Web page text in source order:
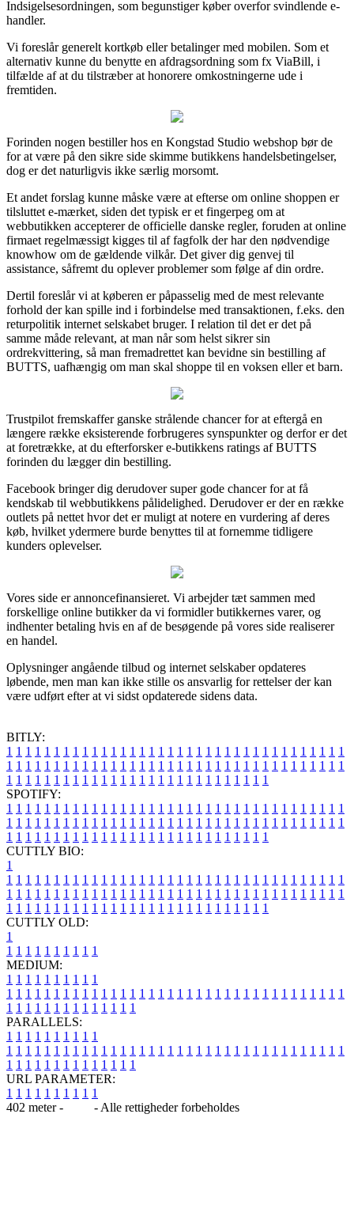
Indsigelsesordningen, som begunstiger køber overfor svindlende e-
handler.
Vi foreslår generelt kortkøb eller betalinger med mobilen. Som et
alternativ kunne du benytte en afdragsordning som fx ViaBill, i
tilfælde af at du tilstræber at honorere omkostningerne ude i
fremtiden.
Forinden nogen bestiller hos en Kongstad Studio webshop bør de
for at være på den sikre side skimme butikkens handelsbetingelser,
dog er det naturligvis ikke særlig morsomt.
Et andet forslag kunne måske være at efterse om online shoppen er
tilsluttet e-mærket, siden det typisk er et fingerpeg om at
webbutikken accepterer de officielle danske regler, foruden at online
firmaet regelmæssigt kigges til af fagfolk der har den nødvendige
knowhow om de gældende vilkår. Det giver dig genvej til
assistance, såfremt du oplever problemer som følge af din ordre.
Dertil foreslår vi at køberen er påpasselig med de mest relevante
forhold der kan spille ind i forbindelse med transaktionen, f.eks. den
returpolitik internet selskabet bruger. I relation til det er det på
samme måde relevant, at man når som helst sikrer sin
ordrekvittering, så man fremadrettet kan bevidne sin bestilling af
BUTTS, uafhængig om man skal shoppe til en voksen eller et barn.
Trustpilot fremskaffer ganske strålende chancer for at eftergå en
længere række eksisterende forbrugeres synspunkter og derfor er det
at foretrække, at du efterforsker e-butikkens ratings af BUTTS
forinden du lægger din bestilling.
Facebook bringer dig derudover super gode chancer for at få
kendskab til webbutikkens pålidelighed. Derudover er der en række
outlets på nettet hvor det er muligt at notere en vurdering af deres
køb, hvilket ydermere burde benyttes til at fornemme tidligere
kunders oplevelser.
Vores side er annoncefinansieret. Vi arbejder tæt sammen med
forskellige online butikker da vi formidler butikkernes varer, og
indhenter betaling hvis en af de besøgende på vores side realiserer
en handel.
Oplysninger angående tilbud og internet selskaber opdateres
løbende, men man kan ikke stille os ansvarlig for rettelser der kan
være udført efter at vi sidst opdaterede sidens data.
BITLY:
1 1 1 1 1 1 1 1 1 1 1 1 1 1 1 1 1 1 1 1 1 1 1 1 1 1 1 1 1 1 1 1 1 1 1 1
1 1 1 1 1 1 1 1 1 1 1 1 1 1 1 1 1 1 1 1 1 1 1 1 1 1 1 1 1 1 1 1 1 1 1 1
1 1 1 1 1 1 1 1 1 1 1 1 1 1 1 1 1 1 1 1 1 1 1 1 1 1 1 1
SPOTIFY:
1 1 1 1 1 1 1 1 1 1 1 1 1 1 1 1 1 1 1 1 1 1 1 1 1 1 1 1 1 1 1 1 1 1 1 1
1 1 1 1 1 1 1 1 1 1 1 1 1 1 1 1 1 1 1 1 1 1 1 1 1 1 1 1 1 1 1 1 1 1 1 1
1 1 1 1 1 1 1 1 1 1 1 1 1 1 1 1 1 1 1 1 1 1 1 1 1 1 1 1
CUTTLY BIO:
1
1 1 1 1 1 1 1 1 1 1 1 1 1 1 1 1 1 1 1 1 1 1 1 1 1 1 1 1 1 1 1 1 1 1 1 1
1 1 1 1 1 1 1 1 1 1 1 1 1 1 1 1 1 1 1 1 1 1 1 1 1 1 1 1 1 1 1 1 1 1 1 1
1 1 1 1 1 1 1 1 1 1 1 1 1 1 1 1 1 1 1 1 1 1 1 1 1 1 1 1
CUTTLY OLD:
1
1 1 1 1 1 1 1 1 1 1
MEDIUM:
1 1 1 1 1 1 1 1 1 1
1 1 1 1 1 1 1 1 1 1 1 1 1 1 1 1 1 1 1 1 1 1 1 1 1 1 1 1 1 1 1 1 1 1 1 1
1 1 1 1 1 1 1 1 1 1 1 1 1 1
PARALLELS:
1 1 1 1 1 1 1 1 1 1
1 1 1 1 1 1 1 1 1 1 1 1 1 1 1 1 1 1 1 1 1 1 1 1 1 1 1 1 1 1 1 1 1 1 1 1
1 1 1 1 1 1 1 1 1 1 1 1 1 1
URL PARAMETER:
1 1 1 1 1 1 1 1 1 1
402 meter -
- Alle rettigheder forbeholdes